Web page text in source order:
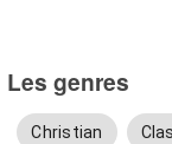
Les genres
Christian